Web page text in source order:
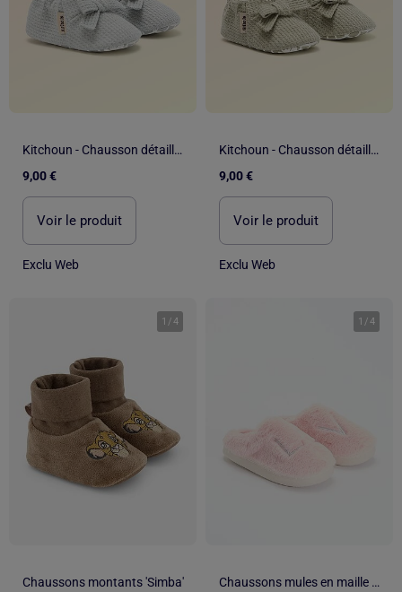
Kitchoun - Chausson détaillé en coton
9,00 €
Voir le produit
Exclu Web
Kitchoun - Chausson détaillé en coton
9,00 €
Voir le produit
Exclu Web
1 /4
Chaussons montants 'Simba'
1 /4
Chaussons mules en maille peluche